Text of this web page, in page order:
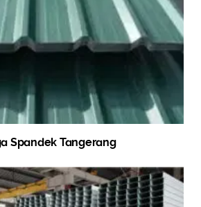
Spandek Tangerang